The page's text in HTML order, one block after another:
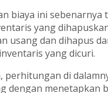
biaya ini sebenarnya
yang
usang dan dihapus
yang dicuri.
perhitungan di
dengan menetapkan